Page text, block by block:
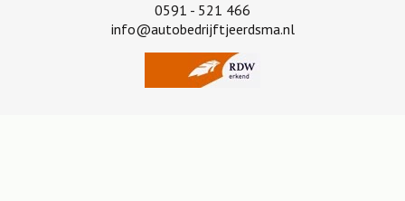
0591 - 521 466
info@autobedrijftjeerdsma.nl